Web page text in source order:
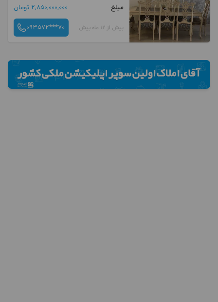
مبلغ
2,850,000,000 تومان
بیش از 12 ماه پیش 093572***70